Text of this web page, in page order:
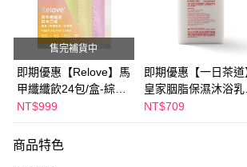
Apple Pay
街口支付
悠遊付
Google Pay
AFTEE先享後付
售完補貨中
即期優惠【Relove】馬
甲纖纖飲24包/盒-綜合
口味(效期2027-01-22)
NT$999
即期優惠【一日茶道
皇家胭脂保濕沐浴乳
600ml 效期2027/2/19
NT$709
商品特色